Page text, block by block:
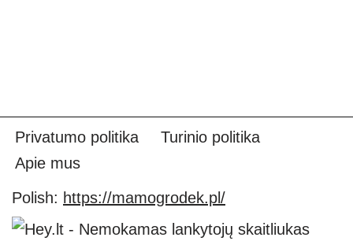
Privatumo politika
Turinio politika
Apie mus
Polish: https://mamogrodek.pl/